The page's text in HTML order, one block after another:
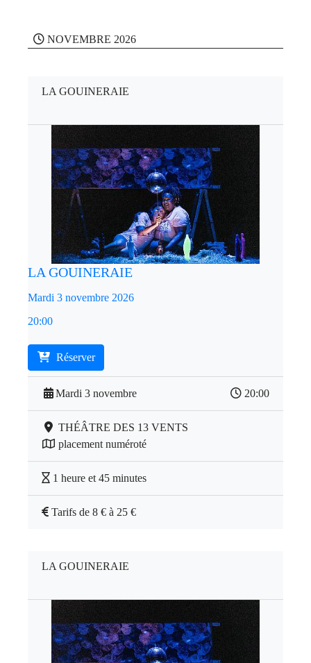
NOVEMBRE 2026
LA GOUINERAIE
LA GOUINERAIE
Mardi 3 novembre 2026
20:00
Réserver
Mardi 3 novembre 20:00
THÉÂTRE DES 13 VENTS
placement numéroté
1 heure et 45 minutes
Tarifs de 8 € à 25 €
LA GOUINERAIE